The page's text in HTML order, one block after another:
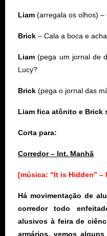
Liam (arregala os olhos) –
Brick – Cala a boca e
Liam (pega um jornal de
Lucy?
Brick (pega o jornal das
Liam fica atônito e Brick
Corta para:
Corredor – Int. Manhã
[música: “It is Hidden” –
Há movimentação de
corredor todo
alusivos à feira de
armários, vemos